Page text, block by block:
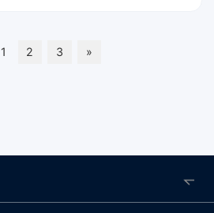
1 2 3 »